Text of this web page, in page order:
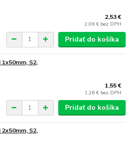
2,53 €
2,06 € bez DPH
Pridať do košíka
S2,
1,55 €
1,26 € bez DPH
Pridať do košíka
S2,